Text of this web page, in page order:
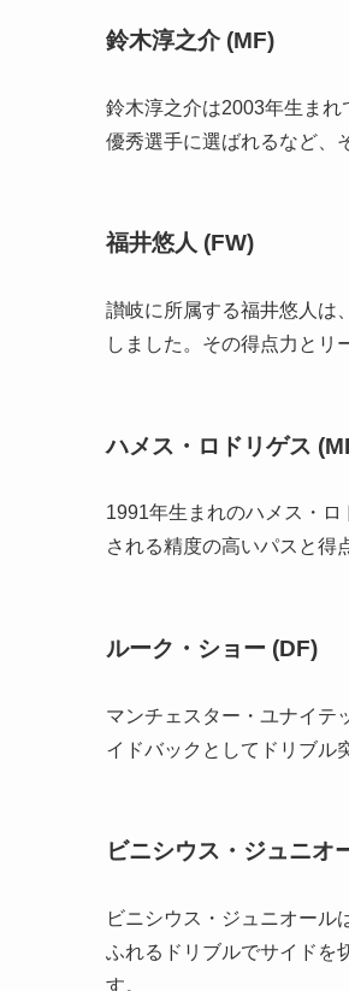
鈴木淳之介 (MF)
鈴木淳之介は2003年生ま
優秀選手に選ばれるなど、
福井悠人 (FW)
讃岐に所属する福井悠人は
しました。その得点力とリ
ハメス・ロドリゲス
1991年生まれのハメス・
される精度の高いパスと得
ルーク・ショー (DF)
マンチェスター・ユナイテ
イドバックとしてドリブル
ビニシウス・ジュニオ
ビニシウス・ジュニオール
ふれるドリブルでサイドを
す。